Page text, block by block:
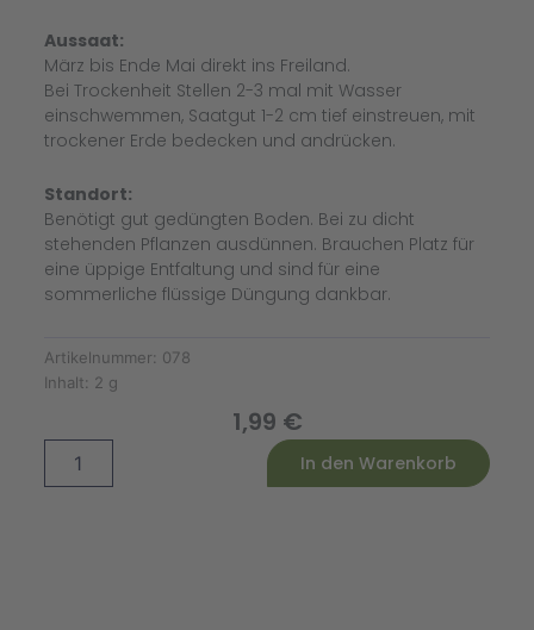
Aussaat:
März bis Ende Mai direkt ins Freiland.
Bei Trockenheit Stellen 2-3 mal mit Wasser
einschwemmen, Saatgut 1-2 cm tief einstreuen, mit
trockener Erde bedecken und andrücken.
Standort:
Benötigt gut gedüngten Boden. Bei zu dicht
stehenden Pflanzen ausdünnen. Brauchen Platz für
eine üppige Entfaltung und sind für eine
sommerliche flüssige Düngung dankbar.
Artikelnummer: 078
Inhalt: 2 g
1,99 €
Giganteus
In den Warenkorb
Alternative: